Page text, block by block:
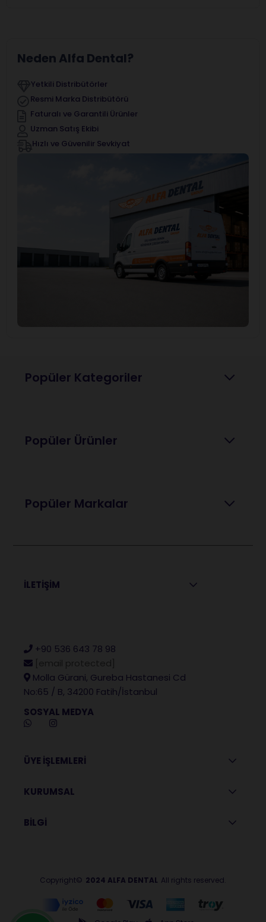
Neden Alfa Dental?
Yetkili Distribütörler
Resmi Marka Distribütörü
Faturalı ve Garantili Ürünler
Uzman Satış Ekibi
Hızlı ve Güvenilir Sevkiyat
Popüler Kategoriler
Popüler Ürünler
Popüler Markalar
İLETİŞİM
+90 536 643 78 98
Molla Gürani, Gureba Hastanesi Cd
No:65 / B, 34200 Fatih/İstanbul
SOSYAL MEDYA
ÜYE İŞLEMLERİ
KURUMSAL
BİLGİ
Copyright© 2024 ALFA DENTAL All rights reserved.